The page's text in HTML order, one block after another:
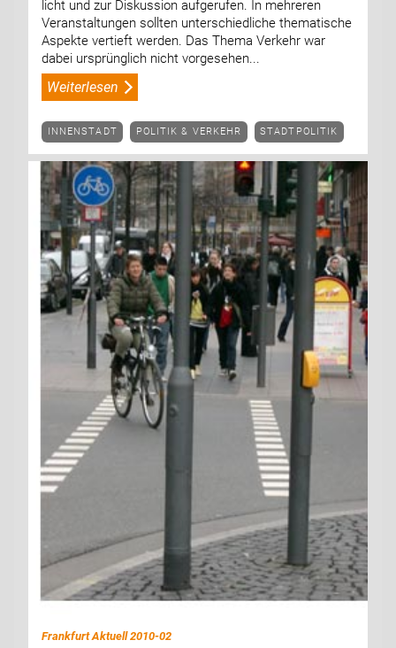
licht und zur Diskussion aufgerufen. In mehreren
Veranstaltungen sollten unterschiedliche thematische
Aspekte vertieft werden. Das Thema Verkehr war
dabei ursprünglich nicht vorgesehen...
Weiterlesen
INNENSTADT POLITIK & VERKEHR STADTPOLITIK
Frankfurt Aktuell 2010-02